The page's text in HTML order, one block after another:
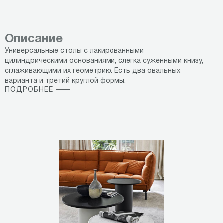
Описание
Универсальные столы с лакированными
цилиндрическими основаниями, слегка суженными книзу,
сглаживающими их геометрию. Есть два овальных
варианта и третий круглой формы.
ПОДРОБНЕЕ ——